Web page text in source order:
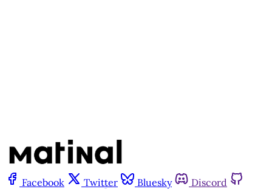
Facebook Twitter Bluesky
Discord